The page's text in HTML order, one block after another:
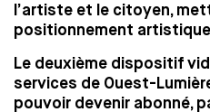
l’artiste et le citoyen,
positionnement artistique
Le deuxième dispositif
services de Ouest-
pouvoir devenir abonné,